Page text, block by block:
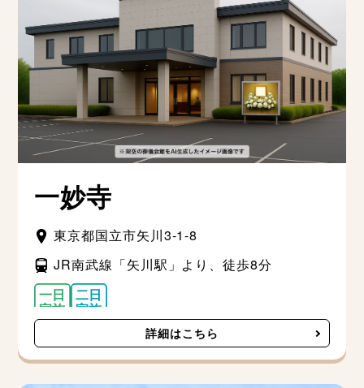
一妙寺
東京都国立市矢川3-1-8
JR南武線「矢川駅」より、徒歩8分
詳細はこちら